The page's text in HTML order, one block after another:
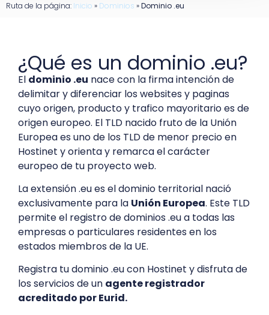
Ruta de la página: Inicio » Dominios »Dominio .eu
¿Qué es un dominio .eu?
El dominio .eu nace con la firma intención de
delimitar y diferenciar los websites y paginas
cuyo origen, producto y trafico mayoritario es de
origen europeo. El TLD nacido fruto de la Unión
Europea es uno de los TLD de menor precio en
Hostinet y orienta y remarca el carácter
europeo de tu proyecto web.
La extensión .eu es el dominio territorial nació
exclusivamente para la Unión Europea. Este TLD
permite el registro de dominios .eu a todas las
empresas o particulares residentes en los
estados miembros de la UE.
Registra tu dominio .eu con Hostinet y disfruta de
los servicios de un agente registrador
acreditado por Eurid.